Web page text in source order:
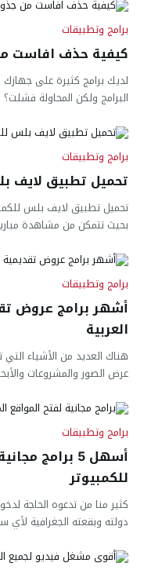
برامج وتطبيقات
كيفية حذف افاست
لديك برامج كثيرة على جهازك
البرامج ولكن المحاولة
برامج وتطبيقات
تحميل تطبيق لايف
تحميل تطبيق لايف بلس
بحيث تتمكن من مشاهدة
برامج وتطبيقات
أشهر برامج عروض
العربية
هناك العديد من الأشياء
عرض الصور والمشروعات
برامج وتطبيقات
أسهل 5 برامج
للكمبيوتر
كثير منا من تدعوه الحاجة
دولته وبقعته الجغرافية